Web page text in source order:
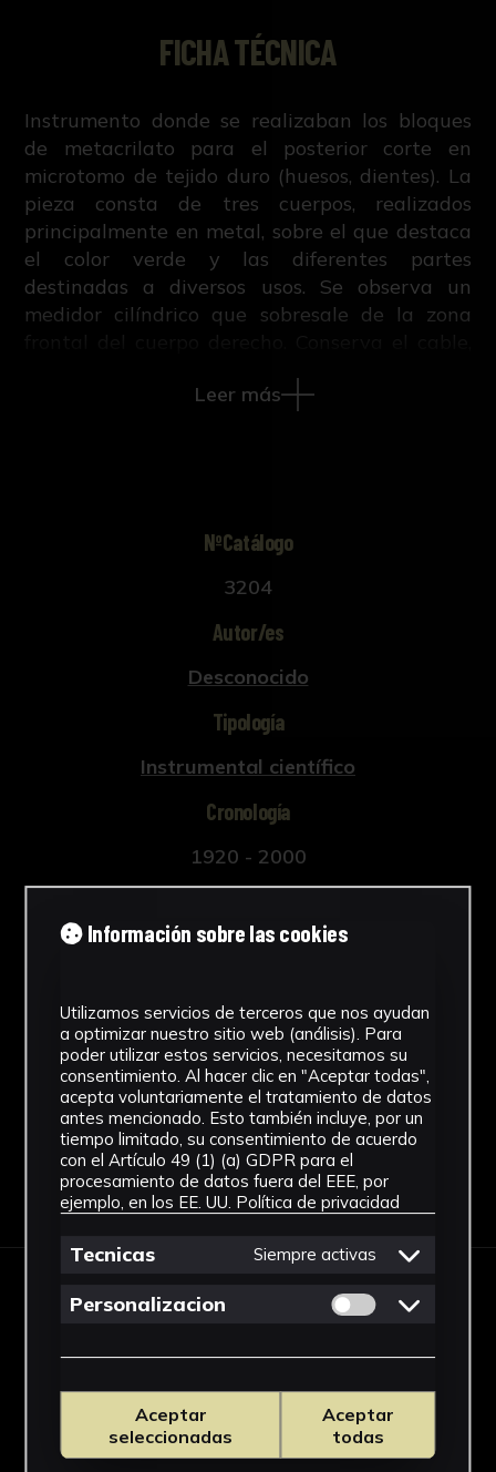
FICHA TÉCNICA
Instrumento donde se realizaban los bloques
de metacrilato para el posterior corte en
microtomo de tejido duro (huesos, dientes). La
pieza consta de tres cuerpos, realizados
principalmente en metal, sobre el que destaca
el color verde y las diferentes partes
destinadas a diversos usos. Se observa un
medidor cilíndrico que sobresale de la zona
transparente del cuerpo derecho. Se utilizaba
Leer más
NºCatálogo
3204
Autor/es
Desconocido
Tipología
Instrumental científico
Cronología
1920 - 2000
Ensamblaje
Facultad de Medicina
Ver más
Descargar Ficha
IMÁGENES
Información sobre las cookies
Utilizamos servicios de terceros que nos ayudan
a optimizar nuestro sitio web (análisis). Para
poder utilizar estos servicios, necesitamos su
consentimiento. Al hacer clic en "Aceptar todas",
acepta voluntariamente el tratamiento de datos
antes mencionado. Esto también incluye, por un
tiempo limitado, su consentimiento de acuerdo
con el Artículo 49 (1) (a) GDPR para el
procesamiento de datos fuera del EEE, por
ejemplo, en los EE. UU. Política de privacidad
Tecnicas Siempre activas
Personalizacion Permitir cookies
Aceptar
seleccionadas
Aceptar
todas